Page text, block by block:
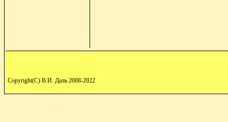
Copyright(C) В.И. Даль 2008-2022